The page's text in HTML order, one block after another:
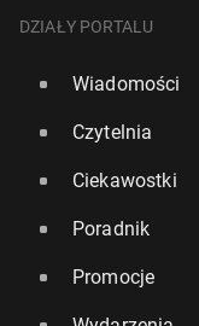
DZIAŁY PORTALU
Wiadomości
Czytelnia
Ciekawostki
Poradnik
Promocje